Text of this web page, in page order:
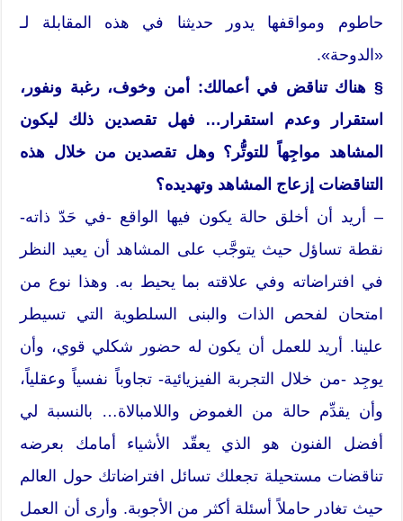
حاطوم ومواقفها يدور حديثنا في هذه المقابلة لـ
«الدوحة».
§ هناك تناقض في أعمالك: أمن وخوف، رغبة ونفور،
استقرار وعدم استقرار… فهل تقصدين ذلك ليكون
المشاهد مواجِهاً للتوتُّر؟ وهل تقصدين من خلال هذه
التناقضات إزعاج المشاهد وتهديده؟
– أريد أن أخلق حالة يكون فيها الواقع -في حَدّ ذاته-
نقطة تساؤل حيث يتوجَّب على المشاهد أن يعيد النظر
في افتراضاته وفي علاقته بما يحيط به. وهذا نوع من
امتحان لفحص الذات والبنى السلطوية التي تسيطر
علينا. أريد للعمل أن يكون له حضور شكلي قوي، وأن
يوجِد -من خلال التجربة الفيزيائية- تجاوباً نفسياً وعقلياً،
وأن يقدِّم حالة من الغموض واللامبالاة… بالنسبة لي
أفضل الفنون هو الذي يعقّد الأشياء أمامك بعرضه
تناقضات مستحيلة تجعلك تسائل افتراضاتك حول العالم
حيث تغادر حاملاً أسئلة أكثر من الأجوبة. وأرى أن العمل